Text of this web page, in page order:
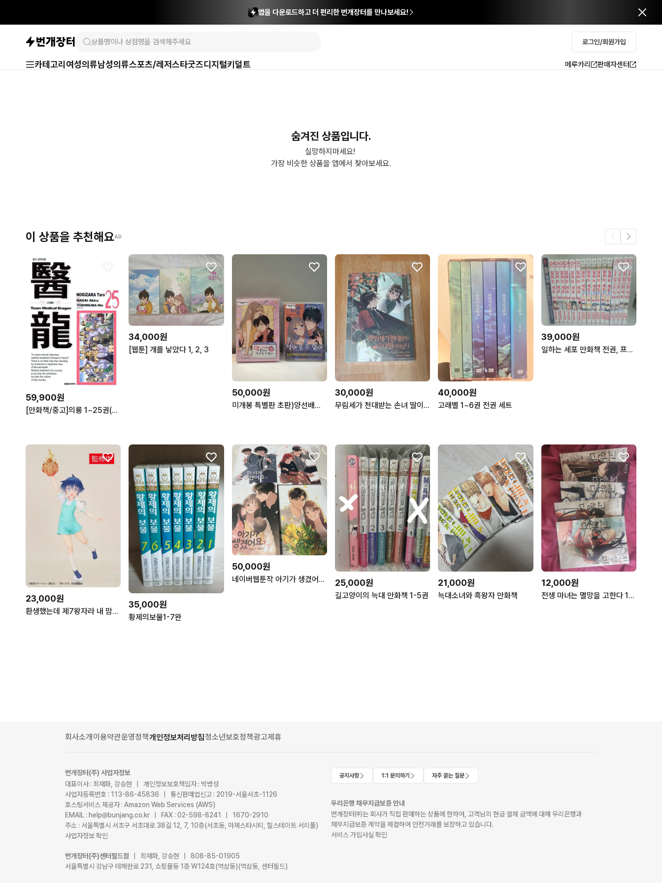
앱을 다운로드하고 더 편리한 번개장터를 만나보세요!
로그인/회원가입
카테고리 여성의류남성의류스포츠/레저스타굿즈디지털키덜트 메루카리 판매자센터
숨겨진 상품입니다.
실망하지마세요!
가장 비슷한 상품을 앱에서 찾아보세요.
이 상품을 추천해요AD
59,900원
[만화책/중고]의룡 1~25권(완결)/무료배송
34,000원
[웹툰] 개를 낳았다 1, 2, 3
50,000원
미개봉 특별판 초판)양선배는 혼자서 살아갈 수 없어1권 +애니메이트
30,000원
무림세가 천대받는 손녀 딸이 되었다 3 한정판 로판 웹툰 단행본 만화책
40,000원
고래별 1~6권 전권 세트
39,000원
일하는 세포 만화책 전권, 프렌드, 혈소판
23,000원
환생했는데 제7왕자라 내 맘대로 마술을 연마합니다 로이드 피규어
35,000원
황제의보물1-7완
50,000원
네이버웹툰작 아기가 생겼어요 만화책 일괄 판매합니다. 25,000원
길고양이의 늑대 만화책 1-5권
21,000원
늑대소녀와 흑왕자 만화책
12,000원
전생 마녀는 멸망을 고한다 1-5권 만화책
회사소개 이용약관운영정책개인정보처리방침청소년보호정책광고제휴
번개장터(주) 사업자정보
대표이사 : 최재화, 강승현 | 개인정보보호책임자 : 박병성
사업자등록번호 : 113-86-45836 | 통신판매업신고 : 2019-서울서초-1126
호스팅서비스 제공자 : Amazon Web Services (AWS)
EMAIL : help@bunjang.co.kr | FAX : 02-598-8241 | 1670-2910
주소 : 서울특별시 서초구 서초대로 38길 12, 7, 10층(서초동, 마제스타시티, 힐스테이트 서리풀)
사업자정보 확인
번개장터(주)센터필드점
| 최재화, 강승현 | 808-85-01905
서울특별시 강남구 테헤란로 231, 쇼핑몰동 1층 W124호(역삼동)(역삼동, 센터필드)
공지사항 1:1 문의하기 자주 묻는 질문
우리은행 채무지급보증 안내
번개장터㈜는 회사가 직접 판매하는 상품에 한하여, 고객님의 현금 결제 금액에 대해 우리은행과
채무지급보증 계약을 체결하여 안전거래를 보장하고 있습니다.
서비스 가입사실 확인